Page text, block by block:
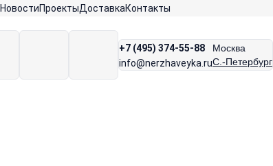
НовостиПроектыДоставкаКонтакты
+7 (495) 374-55-88
info@nerzhaveyka.ru
Москва
С.-Петербург